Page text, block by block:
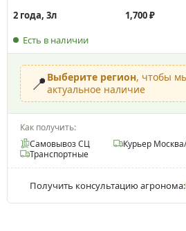
2 года, 3л 1,700₽
Есть в наличии
📍 Выберите регион, чтобы
актуальное наличие
Как получить:
Самовывоз СЦ
Курьер
Транспортные
Получить консультацию агронома: